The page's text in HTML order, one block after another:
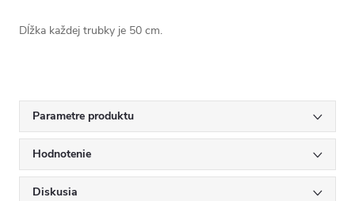
Dĺžka každej trubky je 50 cm.
Parametre produktu
Hodnotenie
Diskusia